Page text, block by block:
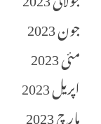
جون 2023
مئی 2023
اپریل 2023
مارچ 2023